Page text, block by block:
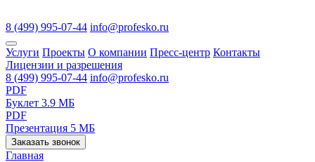
8 (499) 995-07-44 info@profesko.ru
Услуги Проекты О компании Пресс-центр Контакты
Лицензии и разрешения
8 (499) 995-07-44 info@profesko.ru
PDF
Буклет 3.9 МБ
PDF
Презентация 5 МБ
Заказать звонок
Главная